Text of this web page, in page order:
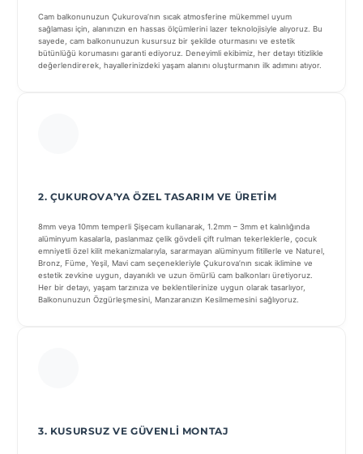
Cam balkonunuzun Çukurova’nın sıcak atmosferine mükemmel uyum
sağlaması için, alanınızın en hassas ölçümlerini lazer teknolojisiyle alıyoruz. Bu
sayede, cam balkonunuzun kusursuz bir şekilde oturmasını ve estetik
bütünlüğü korumasını garanti ediyoruz. Deneyimli ekibimiz, her detayı titizlikle
değerlendirerek, hayallerinizdeki yaşam alanını oluşturmanın ilk adımını atıyor.
2. ÇUKUROVA’YA ÖZEL TASARIM VE ÜRETIM
8mm veya 10mm temperli Şişecam kullanarak, 1.2mm – 3mm et kalınlığında
alüminyum kasalarla, paslanmaz çelik gövdeli çift rulman tekerleklerle, çocuk
emniyetli özel kilit mekanizmalarıyla, sararmayan alüminyum fitillerle ve Naturel,
Bronz, Füme, Yeşil, Mavi cam seçenekleriyle Çukurova’nın sıcak iklimine ve
estetik zevkine uygun, dayanıklı ve uzun ömürlü cam balkonları üretiyoruz.
Her bir detayı, yaşam tarzınıza ve beklentilerinize uygun olarak tasarlıyor,
Balkonunuzun Özgürleşmesini, Manzaranızın Kesilmemesini sağlıyoruz.
3. KUSURSUZ VE GÜVENLI MONTAJ